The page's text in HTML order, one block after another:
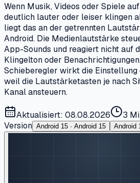
Wenn Musik, Videos oder Spiele
deutlich lauter oder leiser klingen
liegt das an der getrennten
Android. Die Medienlautstärke
App-Sounds und reagiert nicht auf
Klingelton oder
Schieberegler wirkt die Einstellung
weil die Lautstärketasten je nach
Kanal ansteuern.
Aktualisiert: 08.08.2026 3
Version Android 15 · Android 15 Android